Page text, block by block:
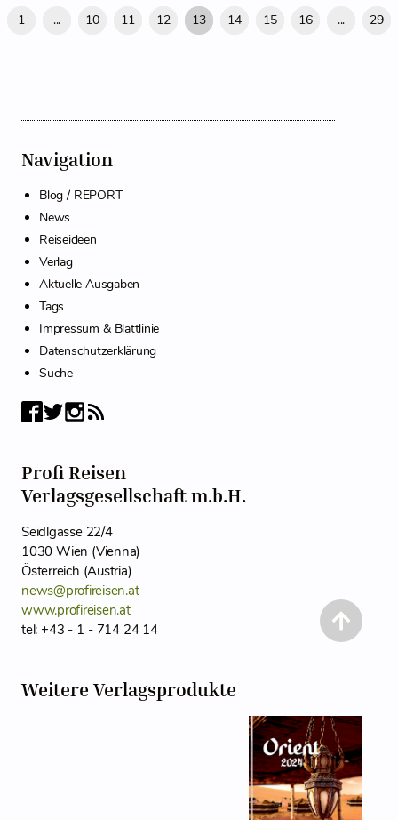
1 ... 10 11 12 13 14 15 16 ... 29
Navigation
Blog / REPORT
News
Reiseideen
Verlag
Aktuelle Ausgaben
Tags
Impressum & Blattlinie
Datenschutzerklärung
Suche
Profi Reisen
Verlagsgesellschaft m.b.H.
Seidlgasse 22/4
1030 Wien (Vienna)
Österreich (Austria)
news@profireisen.at
www.profireisen.at
tel: +43 - 1 - 714 24 14
Weitere Verlagsprodukte